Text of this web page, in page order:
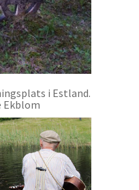
i Estland.
Ekblom